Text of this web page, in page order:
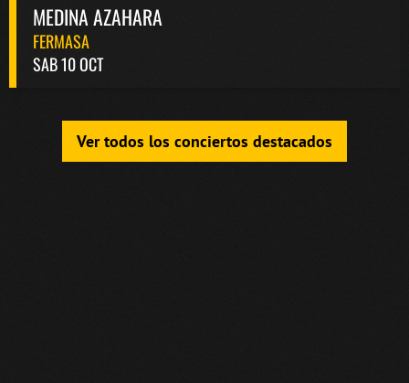
MEDINA AZAHARA
FERMASA
SAB 10 OCT
Ver todos los conciertos destacados